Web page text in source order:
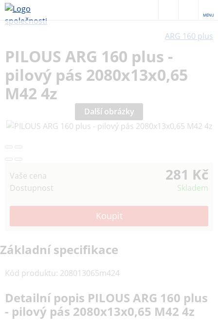
MENU
ARG 160 plus
PILOUS ARG 160 plus -
pilový pás 2080x13x0,65
M42 4z
Další obrázky
Vaše cena 281 Kč
Dostupnost Skladem
Základní specifikace
Kód produktu: 208013065m424
Detailní popis PILOUS ARG 160 plus
- pilový pás 2080x13x0,65 M42 4z